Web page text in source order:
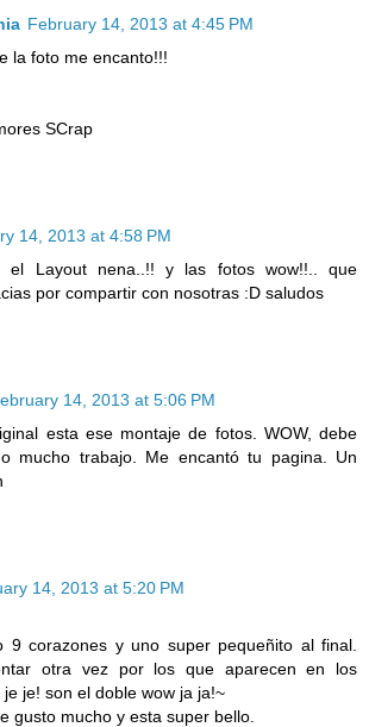
February 14, 2013 at 4:45 PM
la foto me encanto!!!
SCrap
14, 2013 at 4:58 PM
el Layout nena..!! y las fotos wow!!.. que
por compartir con nosotras :D saludos
14, 2013 at 5:06 PM
esta ese montaje de fotos. WOW, debe
mucho trabajo. Me encantó tu pagina. Un
14, 2013 at 5:20 PM
9 corazones y uno super pequeñito al final.
otra vez por los que aparecen en los
je! son el doble wow ja ja!~
gusto mucho y esta super bello.